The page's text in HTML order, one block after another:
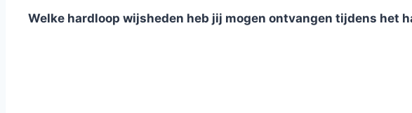
Welke hardloop wijsheden heb jij mogen ontvangen tijdens het